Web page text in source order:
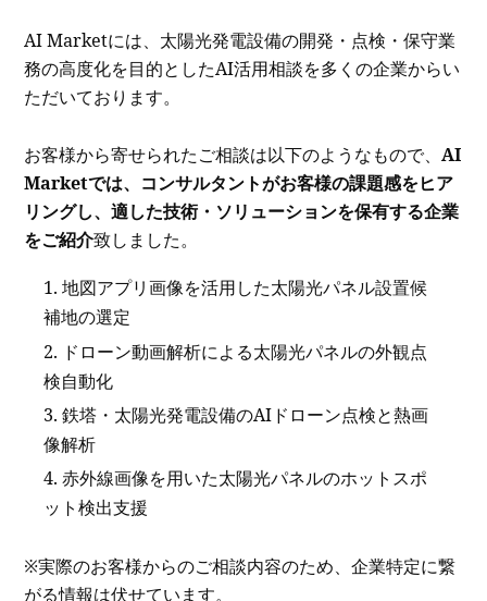
AI Marketには、太陽光発電設備の開発・点検・保守業
務の高度化を目的としたAI活用相談を多くの企業からい
ただいております。
お客様から寄せられたご相談は以下のようなもので、AI
Marketでは、コンサルタントがお客様の課題感をヒア
リングし、適した技術・ソリューションを保有する企業
をご紹介致しました。
地図アプリ画像を活用した太陽光パネル設置候
補地の選定
ドローン動画解析による太陽光パネルの外観点
検自動化
鉄塔・太陽光発電設備のAIドローン点検と熱画
像解析
赤外線画像を用いた太陽光パネルのホットスポ
ット検出支援
※実際のお客様からのご相談内容のため、企業特定に繋
がる情報は伏せています。